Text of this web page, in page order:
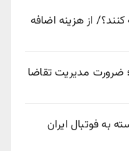
از هزینه اضافه
بنزین؛ ضرورت مدیریت تقاضا
فوتبال ایران